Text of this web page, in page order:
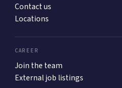
Contact us
Locations
CAREER
Join the team
External job listings